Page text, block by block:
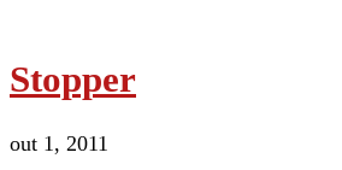
Stopper
out 1, 2011